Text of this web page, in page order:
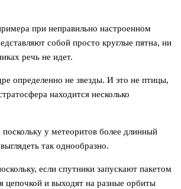
при неправильно настроенном
собой просто круглые пятна, ни
речь не идет.
определенно не звезды. И это не птицы,
находится несколько
у метеоритов более длинный
так однообразно.
если спутники запускают пакетом
цепочкой и выходят на разные орбиты